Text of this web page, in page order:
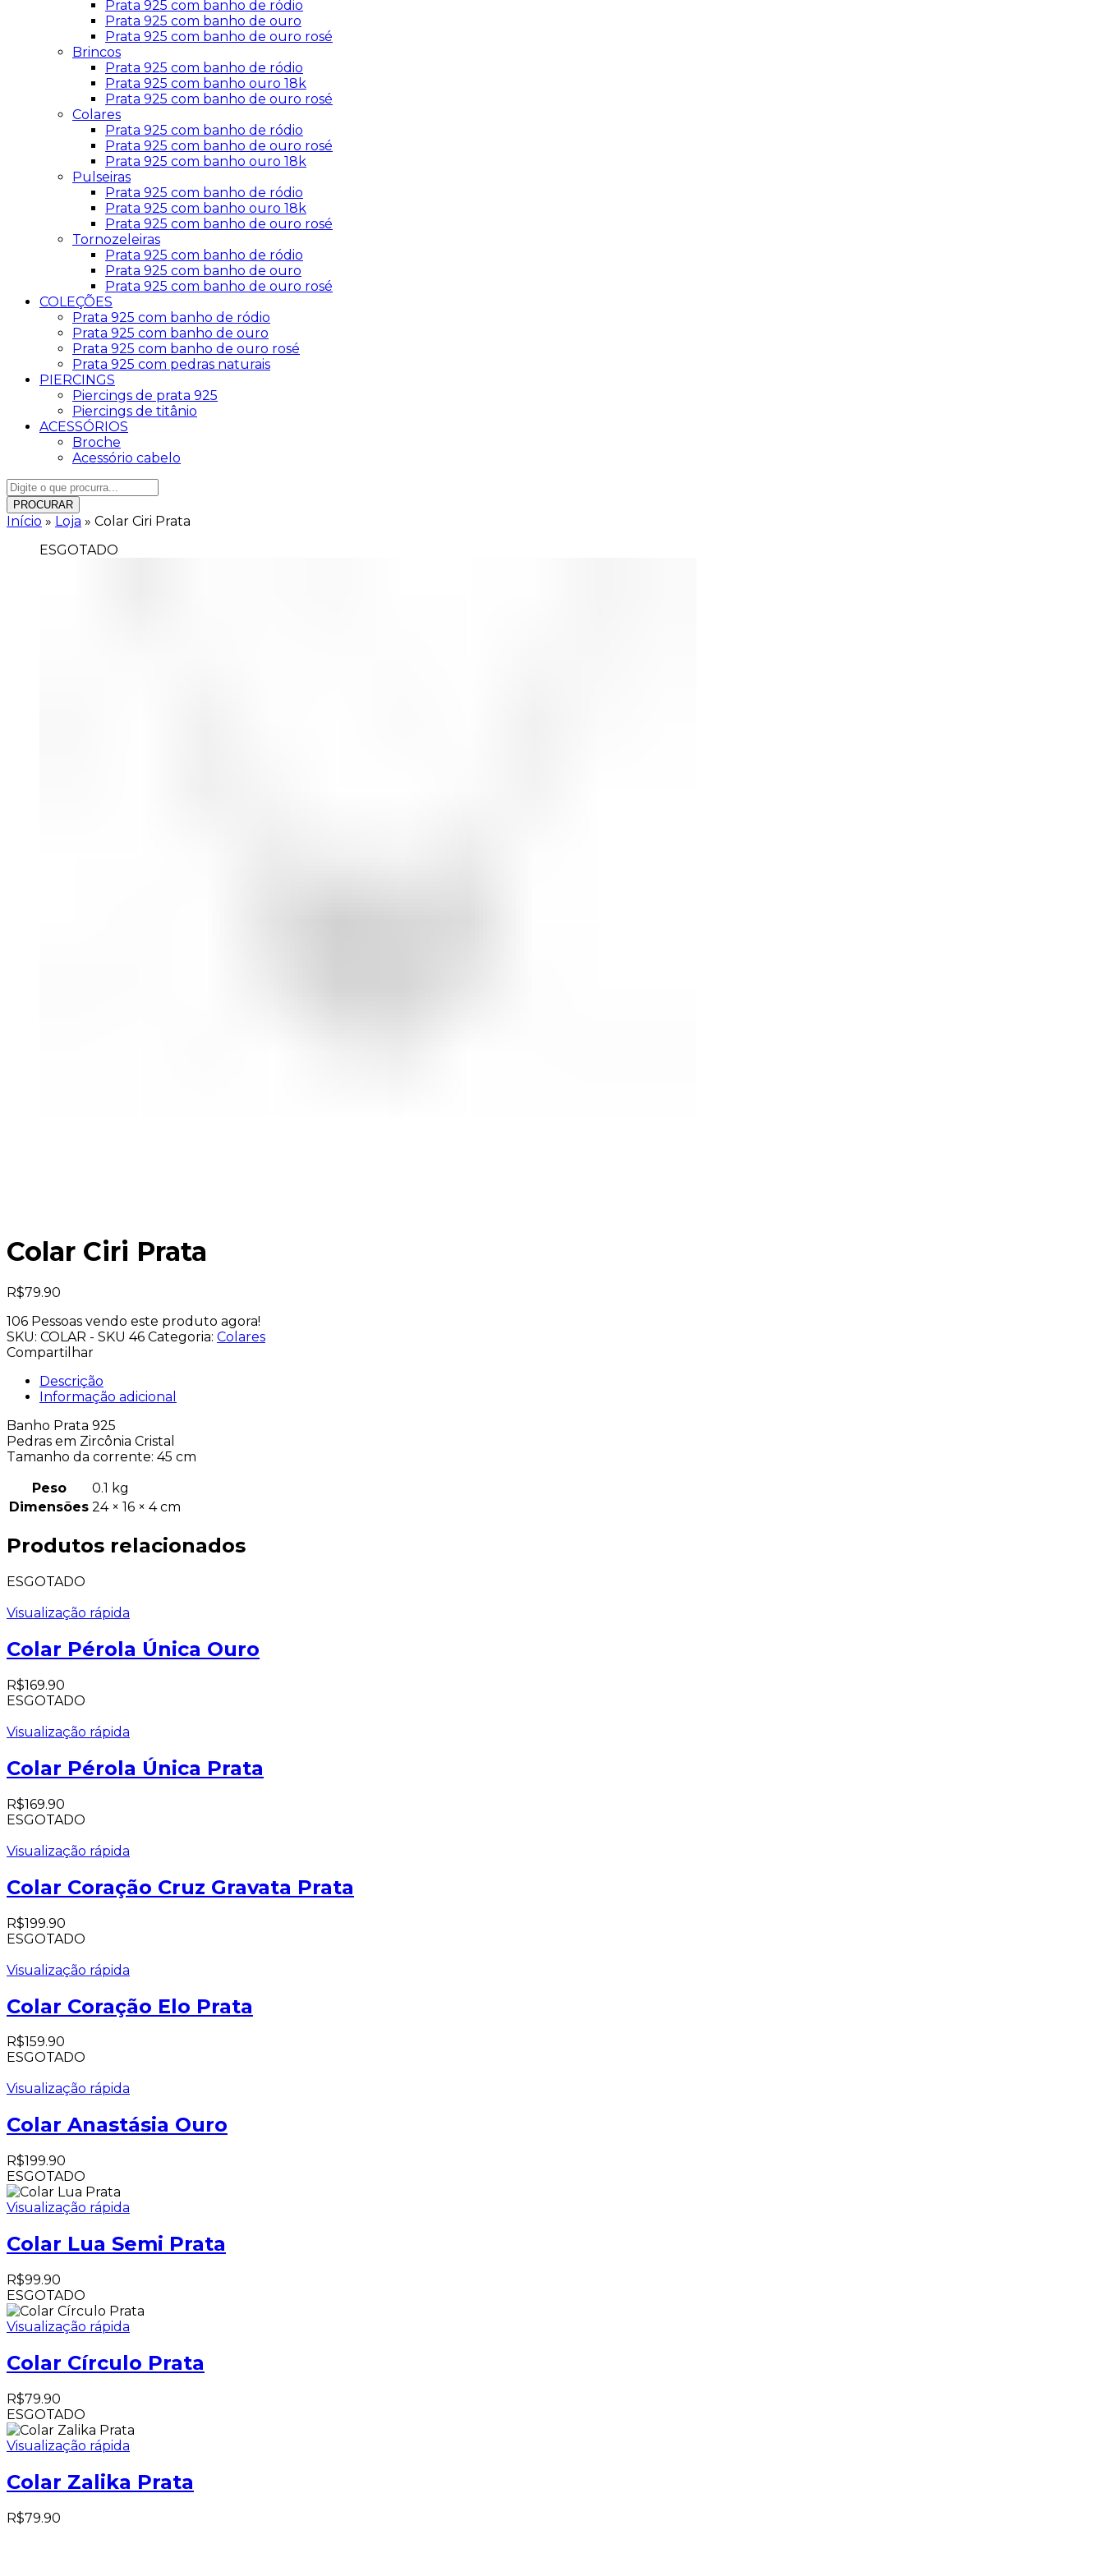
Prata 925 com banho de ródio
Prata 925 com banho de ouro
Prata 925 com banho de ouro rosé
Brincos
Prata 925 com banho de ródio
Prata 925 com banho ouro 18k
Prata 925 com banho de ouro rosé
Colares
Prata 925 com banho de ródio
Prata 925 com banho de ouro rosé
Prata 925 com banho ouro 18k
Pulseiras
Prata 925 com banho de ródio
Prata 925 com banho ouro 18k
Prata 925 com banho de ouro rosé
Tornozeleiras
Prata 925 com banho de ródio
Prata 925 com banho de ouro
Prata 925 com banho de ouro rosé
COLEÇÕES
Prata 925 com banho de ródio
Prata 925 com banho de ouro
Prata 925 com banho de ouro rosé
Prata 925 com pedras naturais
PIERCINGS
Piercings de prata 925
Piercings de titânio
ACESSÓRIOS
Broche
Acessório cabelo
PROCURAR
Início » Loja » Colar Ciri Prata
ESGOTADO
Colar Ciri Prata
R$79.90
106 Pessoas vendo este produto agora!
SKU: COLAR - SKU 46 Categoria: Colares
Compartilhar
Descrição
Informação adicional
Banho Prata 925
Pedras em Zircônia Cristal
Tamanho da corrente: 45 cm
Peso
0.1 kg
Dimensões 24 × 16 × 4 cm
Produtos relacionados
ESGOTADO
Visualização rápida
Colar Pérola Única Ouro
R$169.90
ESGOTADO
Visualização rápida
Colar Pérola Única Prata
R$169.90
ESGOTADO
Visualização rápida
Colar Coração Cruz Gravata Prata
R$199.90
ESGOTADO
Visualização rápida
Colar Coração Elo Prata
R$159.90
ESGOTADO
Visualização rápida
Colar Anastásia Ouro
R$199.90
ESGOTADO
Visualização rápida
Colar Lua Semi Prata
R$99.90
ESGOTADO
Visualização rápida
Colar Círculo Prata
R$79.90
ESGOTADO
Visualização rápida
Colar Zalika Prata
R$79.90